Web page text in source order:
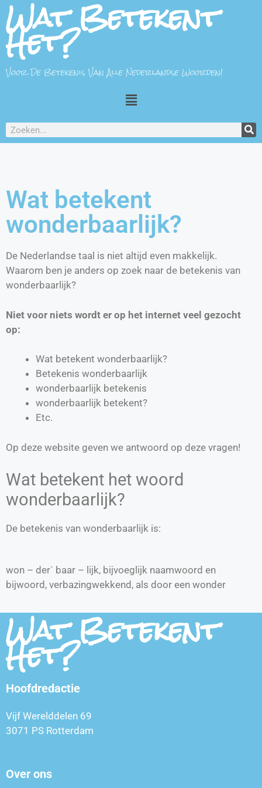
Wat Betekent
Het?
Voor De Betekenis Van Alle Nederlandse Woorden!
Wat betekent
wonderbaarlijk?
De Nederlandse taal is niet altijd even makkelijk.
Waarom ben je anders op zoek naar de betekenis van
wonderbaarlijk?
Niet voor niets wordt er op het internet veel gezocht
op:
Wat betekent wonderbaarlijk?
Betekenis wonderbaarlijk
wonderbaarlijk betekenis
wonderbaarlijk betekent?
Etc.
Op deze website geven we antwoord op deze vragen!
Wat betekent het woord
wonderbaarlijk?
De betekenis van wonderbaarlijk is:
won – der` baar – lijk, bijvoeglijk naamwoord en
bijwoord, verbazingwekkend, als door een wonder
Wat Betekent
Het?
Hoofdredactie
Vijf Werelddelen 69
3071 PS Rotterdam
Over ons